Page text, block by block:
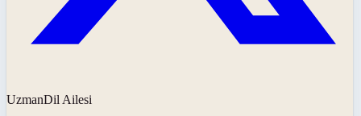
UzmanDil Ailesi